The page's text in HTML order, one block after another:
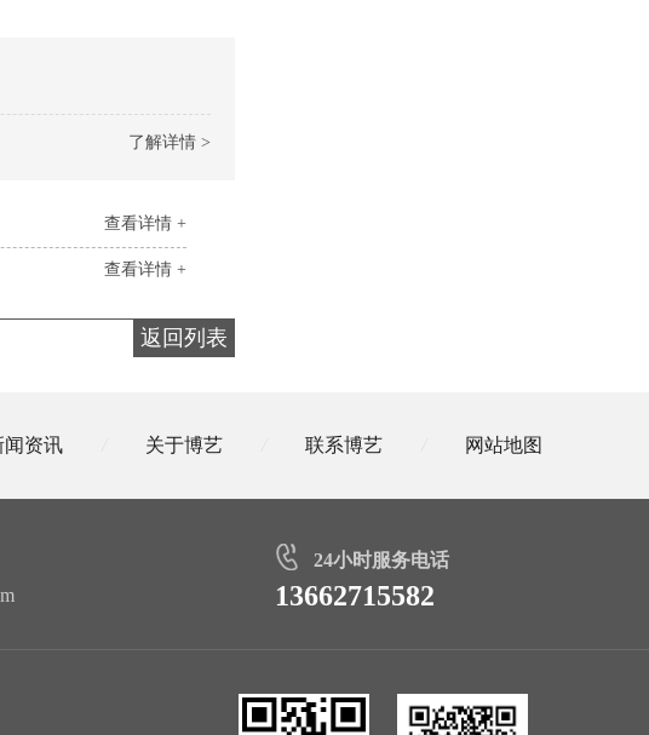
了解详情 >
查看详情 +
查看详情 +
返回列表
闻资讯 关于博艺 联系博艺 网站地图
24小时服务电话
13662715582